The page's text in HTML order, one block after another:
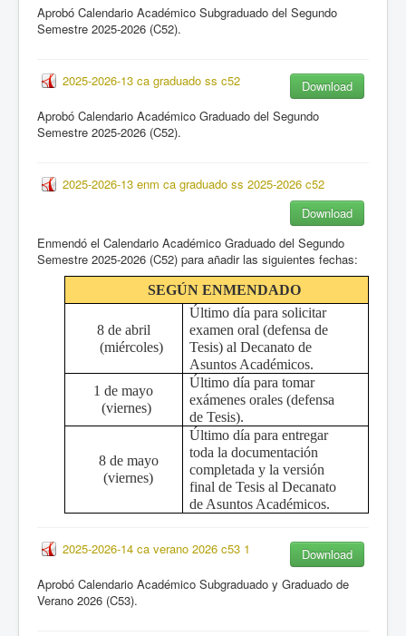
Aprobó Calendario Académico Subgraduado del Segundo
Semestre 2025-2026 (C52).
2025-2026-13 ca graduado ss c52
Download
Aprobó Calendario Académico Graduado del Segundo
Semestre 2025-2026 (C52).
2025-2026-13 enm ca graduado ss 2025-2026 c52
Download
Enmendó el Calendario Académico Graduado del Segundo
Semestre 2025-2026 (C52) para añadir las siguientes fechas:
SEGÚN ENMENDADO
8 de abril
(miércoles)
Último día para solicitar
examen oral (defensa de
Tesis) al Decanato de
Asuntos Académicos.
1 de mayo
(viernes)
Último día para tomar
exámenes orales (defensa
de Tesis).
8 de mayo
(viernes)
Último día para entregar
toda la documentación
completada y la versión
final de Tesis al Decanato
de Asuntos Académicos.
2025-2026-14 ca verano 2026 c53 1
Download
Aprobó Calendario Académico Subgraduado y Graduado de
Verano 2026 (C53).